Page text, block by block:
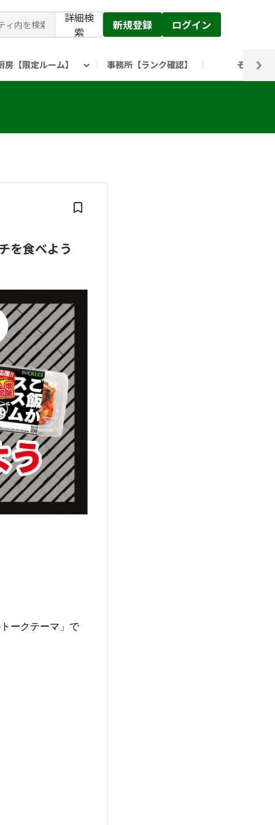
詳細検
索
新規登録 ログイン
房【限定ルーム】 事務所【ランク確認】 その他
クルスホールディングスHP
を食べよう
ークテーマ」で